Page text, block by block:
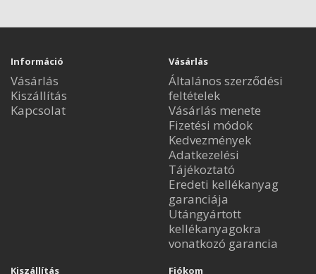
Információ
Vásárlás
Kiszállítás
Kapcsolat
Vásárlás
Általános szerződési
feltételek
Vásárlás menete
Fizetési módok
Kedvezmények
Adatkezelési
Tájékoztató
Eredeti kellékanyag
garanciája
Utángyártott
kellékanyagokra
vonatkozó garancia
Kiszállítás Fiókom